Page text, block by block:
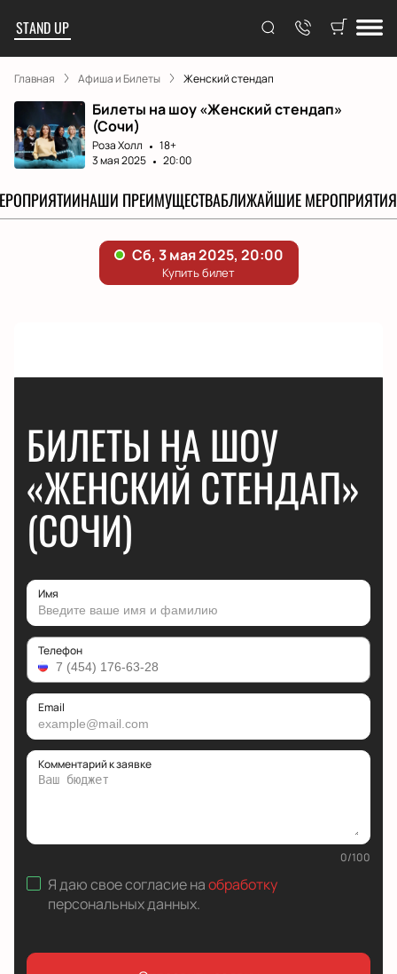
STAND UP
Главная Афиша и Билеты Женский стендап
Билеты на шоу «Женский стендап»
(Сочи)
Роза Холл
18+
3 мая 2025
20:00
НАШИ ПРЕИМУЩЕСТВАБЛИЖАЙШИЕ МЕРОПРИЯТИЯ
БИЛЕТЫ НА ШОУ
«ЖЕНСКИЙ СТЕНДАП»
(СОЧИ)
Имя
Телефон
Email
Комментарий к заявке
0/100
Я даю свое согласие наобработку
персональных данных.